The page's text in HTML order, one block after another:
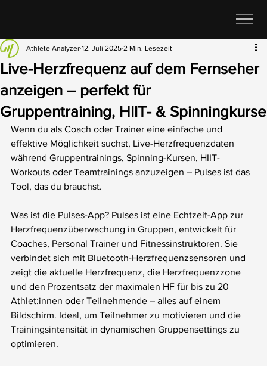
Live-Herzfrequenz auf dem Fernseher
anzeigen – perfekt für
Gruppentraining, HIIT- & Spinningkurse
Athlete Analyzer 12. Juli 2025 2 Min. Lesezeit
Wenn du als Coach oder Trainer eine einfache und
effektive Möglichkeit suchst, Live-Herzfrequenzdaten
während Gruppentrainings, Spinning-Kursen, HIIT-
Workouts oder Teamtrainings anzuzeigen – Pulses ist das
Tool, das du brauchst.
Was ist die Pulses-App? Pulses ist eine Echtzeit-App zur
Herzfrequenzüberwachung in Gruppen, entwickelt für
Coaches, Personal Trainer und Fitnessinstruktoren. Sie
verbindet sich mit Bluetooth-Herzfrequenzsensoren und
zeigt die aktuelle Herzfrequenz, die Herzfrequenzzone
und den Prozentsatz der maximalen HF für bis zu 20
Athlet:innen oder Teilnehmende – alles auf einem
Bildschirm. Ideal, um Teilnehmer zu motivieren und die
Trainingsintensität in dynamischen Gruppensettings zu
optimieren.